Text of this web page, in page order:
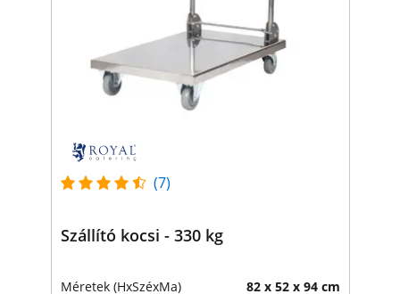
(7)
Szállító kocsi - 330 kg
Méretek (HxSzéxMa) 82 x 52 x 94 cm